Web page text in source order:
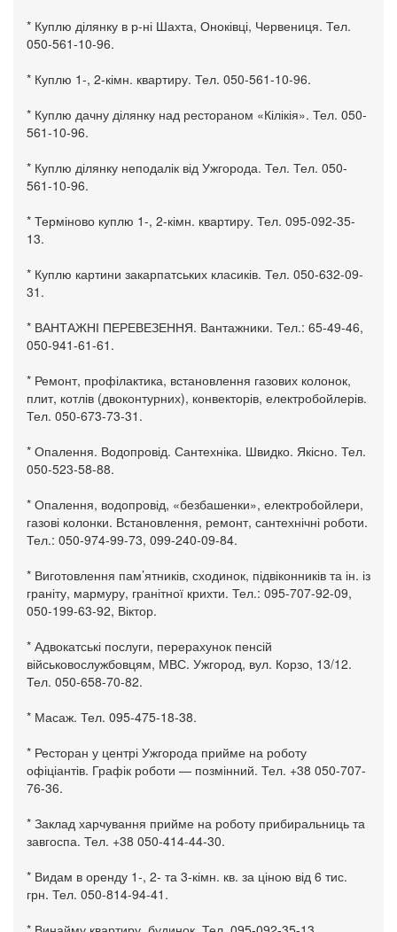
* Куплю ділянку в р-ні Шахта, Оноківці, Червениця. Тел.
050-561-10-96.
* Куплю 1-, 2-кімн. квартиру. Тел. 050-561-10-96.
* Куплю дачну ділянку над рестораном «Кілікія». Тел. 050-
561-10-96.
* Куплю ділянку неподалік від Ужгорода. Тел. Тел. 050-
561-10-96.
* Терміново куплю 1-, 2-кімн. квартиру. Тел. 095-092-35-
13.
* Куплю картини закарпатських класиків. Тел. 050-632-09-
31.
* ВАНТАЖНІ ПЕРЕВЕЗЕННЯ. Вантажники. Тел.: 65-49-46,
050-941-61-61.
* Ремонт, профілактика, встановлення газових колонок,
плит, котлів (двоконтурних), конвекторів, електробойлерів.
Тел. 050-673-73-31.
* Опалення. Водопровід. Сантехніка. Швидко. Якісно. Тел.
050-523-58-88.
* Опалення, водопровід, «безбашенки», електробойлери,
газові колонки. Встановлення, ремонт, сантехнічні роботи.
Тел.: 050-974-99-73, 099-240-09-84.
* Виготовлення пам’ятників, сходинок, підвіконників та ін. із
граніту, мармуру, гранітної крихти. Тел.: 095-707-92-09,
050-199-63-92, Віктор.
* Адвокатські послуги, перерахунок пенсій
військовослужбовцям, МВС. Ужгород, вул. Корзо, 13/12.
Тел. 050-658-70-82.
* Масаж. Тел. 095-475-18-38.
* Ресторан у центрі Ужгорода прийме на роботу
офіціантів. Графік роботи — позмінний. Тел. +38 050-707-
76-36.
* Заклад харчування прийме на роботу прибиральниць та
завгоспа. Тел. +38 050-414-44-30.
* Видам в оренду 1-, 2- та 3-кімн. кв. за ціною від 6 тис.
грн. Тел. 050-814-94-41.